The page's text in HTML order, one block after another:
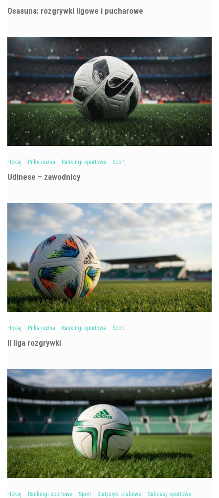
Osasuna: rozgrywki ligowe i pucharowe
Hokej Piłka nożna Rankingi sportowe Sport
Udinese – zawodnicy
Hokej Piłka nożna Rankingi sportowe Sport
II liga rozgrywki
Hokej Rankingi sportowe Sport Statystyki klubowe Sukcesy sportowe